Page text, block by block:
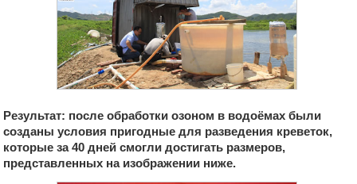
Результат: после обработки озоном в водоёмах были
созданы условия пригодные для разведения креветок,
которые за 40 дней смогли достигать размеров,
представленных на изображении ниже.